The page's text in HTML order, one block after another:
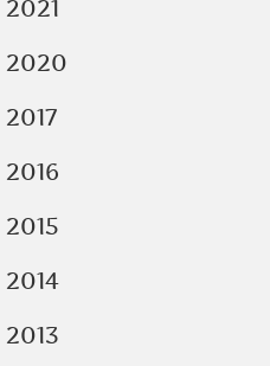
2021
2020
2017
2016
2015
2014
2013